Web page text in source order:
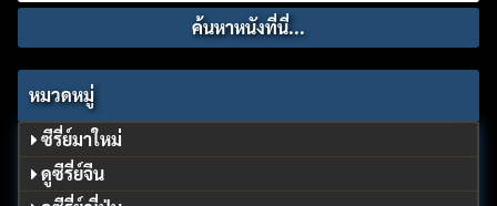
หมวดหมู่
ซีรี่ย์มาใหม่
ดูซีรี่ย์จีน